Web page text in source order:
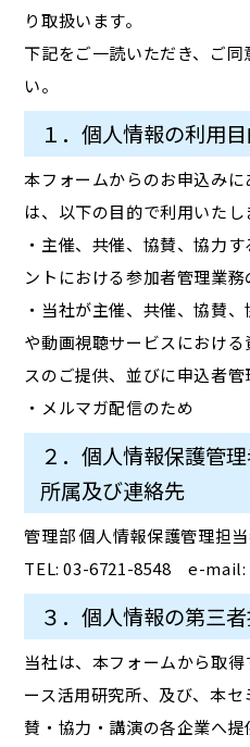
り取扱います。
下記をご一読いただき、ご
い。
１．個人情報の利用
本フォームからのお申込み
は、以下の目的で利用いたし
・主催、共催、協賛、協力
ントにおける参加者管理業務
・当社が主催、共催、協賛
や動画視聴サービスにおけ
スのご提供、並びに申込者管
・メルマガ配信のため
２．個人情報保護管
所属及び連絡先
管理部 個人情報保護管理担
TEL: 03-6721-8548 e-mail:
３．個人情報の第三
当社は、本フォームから取
ース活用研究所、及び、本
賛・協力・講演の各企業へ提